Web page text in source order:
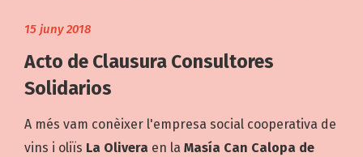
15 juny 2018
Acto de Clausura Consultores
Solidarios
A més vam conèixer l'empresa social cooperativa de
vins i oliïs La Olivera en la Masía Can Calopa de